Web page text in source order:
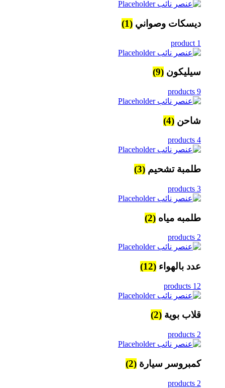
ديسكات وصواني (1)
1 product
سيليكون (9)
9 products
شاحن (4)
4 products
طلمبة تشحيم (3)
3 products
طلمبه مياه (2)
2 products
عدد بالهواء (12)
12 products
قلاب بوية (2)
2 products
كمبروسر سيارة (2)
2 products